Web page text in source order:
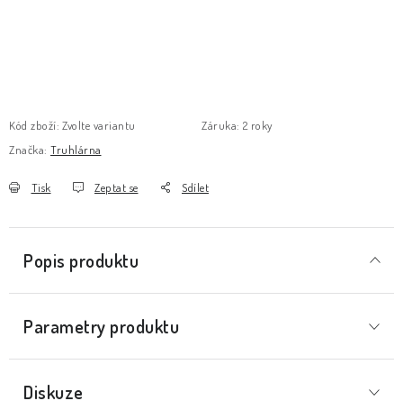
Kód zboží: Zvolte variantu Záruka: 2 roky
Značka: Truhlárna
Tisk Zeptat se Sdílet
Popis produktu
Parametry produktu
Diskuze